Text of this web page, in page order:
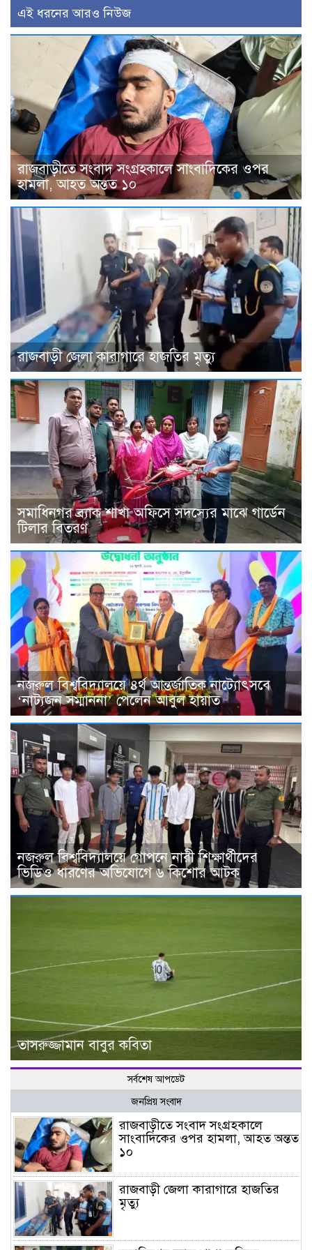
এই ধরনের আরও নিউজ
রাজবাড়ীতে সংবাদ সংগ্রহকালে সাংবাদিকের ওপর
হামলা, আহত অন্তত ১০
রাজবাড়ী জেলা কারাগারে হাজতির মৃত্যু
সমাধিনগর ব্র্যাক শাখা অফিসে সদস্যের মাঝে গার্ডেন
টিলার বিতরণ
নজরুল বিশ্ববিদ্যালয়ে ৪র্থ আন্তর্জাতিক নাট্যোৎসবে
‘নাট্যজন সম্মাননা’ পেলেন আবুল হায়াত
নজরুল বিশ্ববিদ্যালয়ে গোপনে নারী শিক্ষার্থীদের
ভিডিও ধারণের অভিযোগে ৬ কিশোর আটক
তাসরুজ্জামান বাবুর কবিতা
সর্বশেষ আপডেট
জনপ্রিয় সংবাদ
রাজবাড়ীতে সংবাদ সংগ্রহকালে
সাংবাদিকের ওপর হামলা, আহত অন্তত
১০
রাজবাড়ী জেলা কারাগারে হাজতির
মৃত্যু